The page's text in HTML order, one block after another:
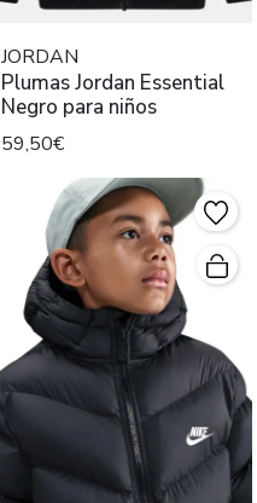
JORDAN
Plumas Jordan Essential
Negro para niños
59,50€